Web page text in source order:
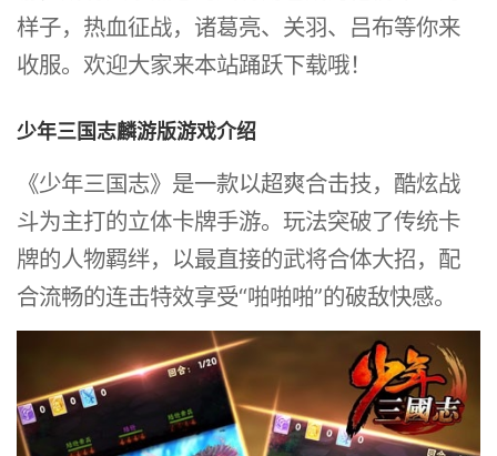
样子，热血征战，诸葛亮、关羽、吕布等你来
收服。欢迎大家来本站踊跃下载哦！
少年三国志麟游版游戏介绍
《少年三国志》是一款以超爽合击技，酷炫战
斗为主打的立体卡牌手游。玩法突破了传统卡
牌的人物羁绊，以最直接的武将合体大招，配
合流畅的连击特效享受“啪啪啪”的破敌快感。